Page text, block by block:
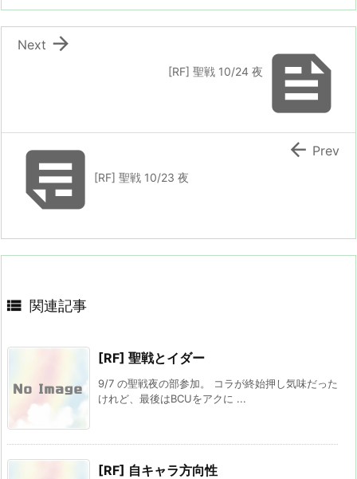

[RF] 聖戦 10/24 夜

Next
[RF] 聖戦 10/23 夜
 Prev
 関連記事
[RF] 聖戦とイダー
9/7 の聖戦夜の部参加。 コラが終始押し気味だった
けれど、最後はBCUをアクに ...
[RF] 自キャラ方向性